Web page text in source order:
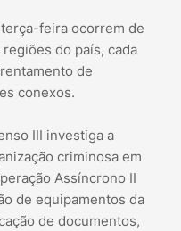
feira ocorrem de
do país, cada
de
conexos.
III investiga a
criminosa em
Assíncrono II
de equipamentos da
de documentos,